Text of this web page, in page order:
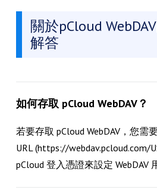
關於pCloud
解答
如何存取 pCloud WebDAV？
若要存取 pCloud WebDAV，您需
URL (https://webdav.pcloud.com/
pCloud 登入憑證來設定 WebDAV